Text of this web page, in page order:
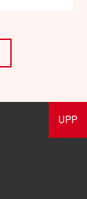
UPP